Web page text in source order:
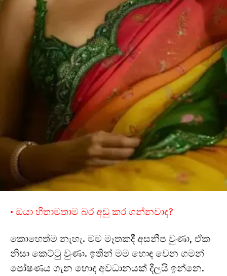
• ඔයා හිතාමතාම බර අඩු කර ගන්නවාද?
කොහෙත්ම නැහැ. මම මෑතකදී අසනීප වුණා, ඒක
නිසා කෙට්ටු වුණා. ඉතින් මම හොඳ වෙන ගමන්
පෝෂණය ගැන හොඳ අවධානයක් දීලයි ඉන්නෙ.